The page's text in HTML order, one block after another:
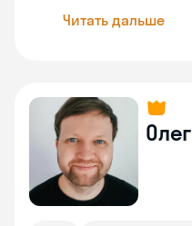
Читать дальше
Олег